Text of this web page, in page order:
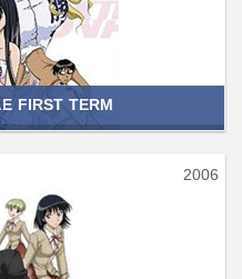
FIRST TERM
2006